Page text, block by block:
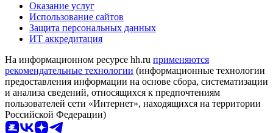
Оказание услуг
Использование сайтов
Защита персональных данных
ИТ аккредитация
На информационном ресурсе hh.ru применяются
рекомендательные технологии (информационные технологии
предоставления информации на основе сбора, систематизации
и анализа сведений, относящихся к предпочтениям
пользователей сети «Интернет», находящихся на территории
Российской Федерации)